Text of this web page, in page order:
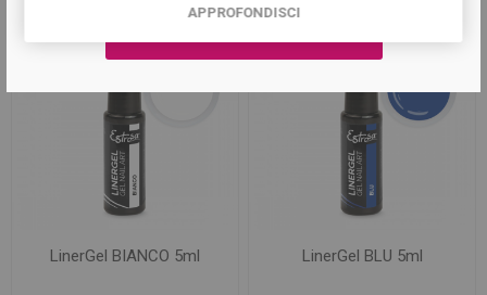
LinerGel BIANCO 5ml LinerGel BLU 5ml
APPROFONDISCI